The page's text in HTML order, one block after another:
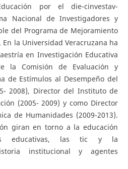
por el die-cinvestav-
Nacional de Investigadores y
del Programa de Mejoramiento
la Universidad Veracruzana ha
en Investigación Educativa
la Comisión de Evaluación y
de Estímulos al Desempeño del
2008), Director del Instituto de
(2005- 2009) y como Director
de Humanidades (2009-2013).
giran en torno a la educación
educativas, las tic y la
institucional y agentes